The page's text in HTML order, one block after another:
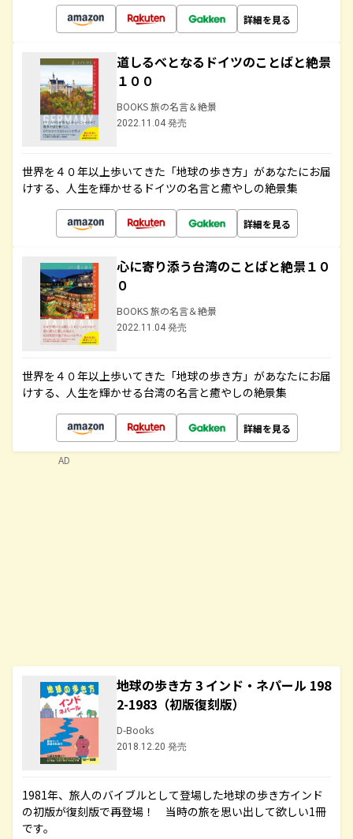
詳細を見る
道しるべとなるドイツのことばと絶景
１００
BOOKS 旅の名言＆絶景
2022.11.04 発売
世界を４０年以上歩いてきた「地球の歩き方」があなたにお届
けする、人生を輝かせるドイツの名言と癒やしの絶景集
詳細を見る
心に寄り添う台湾のことばと絶景１０
０
BOOKS 旅の名言＆絶景
2022.11.04 発売
世界を４０年以上歩いてきた「地球の歩き方」があなたにお届
けする、人生を輝かせる台湾の名言と癒やしの絶景集
詳細を見る
地球の歩き方 3 インド・ネパール 198
2-1983（初版復刻版）
D-Books
2018.12.20 発売
1981年、旅人のバイブルとして登場した地球の歩き方インド
の初版が復刻版で再登場！ 当時の旅を思い出して欲しい1冊
です。
AD